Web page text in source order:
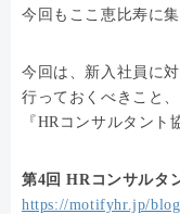
今回もここ恵比寿に集
今回は、新入社員に
行っておくべきこと
『HRコンサルタント
第4回 HRコンサルタ
https://motifyhr.jp/